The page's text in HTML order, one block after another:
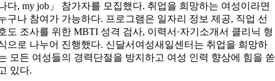
다, my job」 참가자를 모집했다. 취업을 희망하는 여성이라면
구나 참여가 가능하다. 프로그램은 일자리 정보 제공, 직업 선
도 조사를 위한 MBTI 성격 검사, 이력서·자기소개서 클리닉 형
으로 나누어 진행했다. 신달서여성새일센터는 취업을 희망하
모든 여성들의 경력단절을 방지하고 여성 인력 향상에 힘을 쏟
있다.